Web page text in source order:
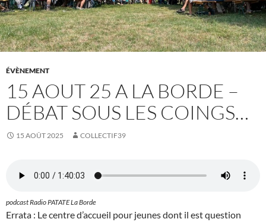
ÉVÈNEMENT
15 AOUT 25 A LA BORDE –
DÉBAT SOUS LES COINGS…
15 AOÛT 2025 COLLECTIF39
podcast Radio PATATE La Borde
Errata : Le centre d’accueil pour jeunes dont il est question